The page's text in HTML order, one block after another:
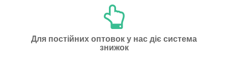
Для постійних оптовок у нас діє система
знижок